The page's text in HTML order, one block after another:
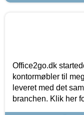
Office2go.dk
kontormøbler til
leveret med det
branchen. Klik her